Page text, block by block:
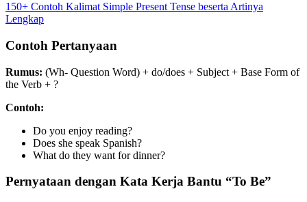
150+ Contoh Kalimat Simple Present Tense beserta Artinya
Lengkap
Contoh Pertanyaan
Rumus: (Wh- Question Word) + do/does + Subject + Base Form of
the Verb + ?
Contoh:
Do you enjoy reading?
Does she speak Spanish?
What do they want for dinner?
Pernyataan dengan Kata Kerja Bantu “To Be”